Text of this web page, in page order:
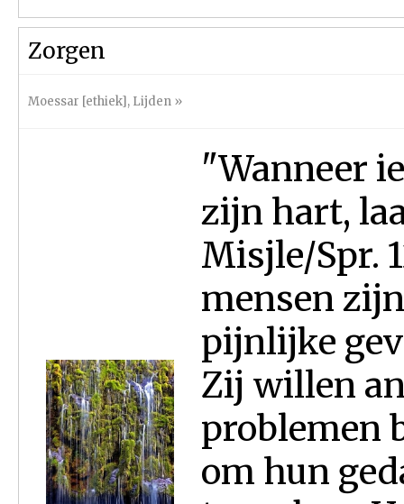
Zorgen
Moessar [ethiek], Lijden »
"Wanneer
zijn hart,
Misjle/Spr.
mensen
pijnlijke
Zij willen
problemen
om hun